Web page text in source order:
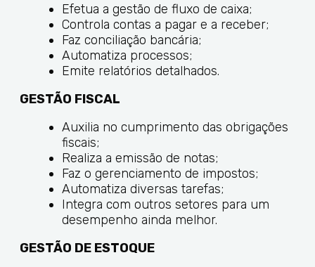
Efetua a gestão de fluxo de caixa;
Controla contas a pagar e a receber;
Faz conciliação bancária;
Automatiza processos;
Emite relatórios detalhados.
GESTÃO FISCAL
Auxilia no cumprimento das obrigações
fiscais;
Realiza a emissão de notas;
Faz o gerenciamento de impostos;
Automatiza diversas tarefas;
Integra com outros setores para um
desempenho ainda melhor.
GESTÃO DE ESTOQUE